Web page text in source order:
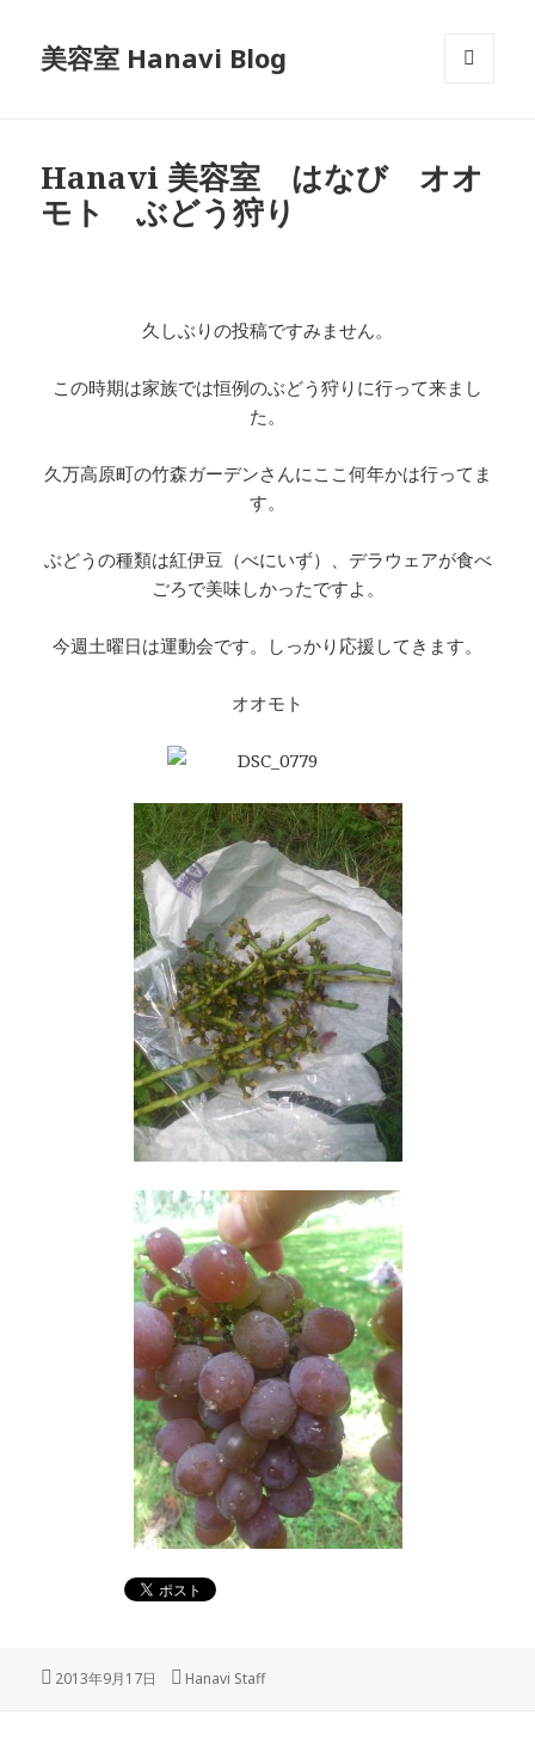
美容室 Hanavi Blog
Hanavi 美容室 はなび オオ
モト ぶどう狩り
久しぶりの投稿ですみません。
この時期は家族では恒例のぶどう狩りに行って来まし
た。
久万高原町の竹森ガーデンさんにここ何年かは行ってま
す。
ぶどうの種類は紅伊豆（べにいず）、デラウェアが食べ
ごろで美味しかったですよ。
今週土曜日は運動会です。しっかり応援してきます。
オオモト
投
2013年9月17日
作
Hanavi Staff